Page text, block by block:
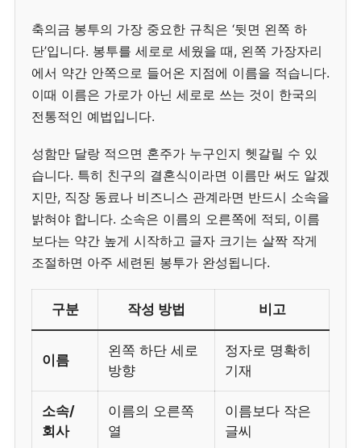
축의금 봉투의 가장 중요한 규칙은 ‘뒷면 왼쪽 하
단’입니다. 봉투를 세로로 세웠을 때, 왼쪽 가장자리
에서 약간 안쪽으로 들어온 지점에 이름을 적습니다.
이때 이름은 가로가 아닌 세로로 쓰는 것이 한국의
전통적인 예법입니다.
성함만 달랑 적으면 혼주가 누구인지 헷갈릴 수 있
습니다. 특히 친구의 결혼식이라면 이름만 써도 알겠
지만, 직장 동료나 비즈니스 관계라면 반드시 소속을
밝혀야 합니다. 소속은 이름의 오른쪽에 적되, 이름
보다는 약간 높게 시작하고 글자 크기는 살짝 작게
조절하면 아주 세련된 봉투가 완성됩니다.
구분 작성 방법 비고
이름
왼쪽 하단 세로
방향
정자로 명확히
기재
소속/
회사
이름의 오른쪽
열
이름보다 작은
글씨